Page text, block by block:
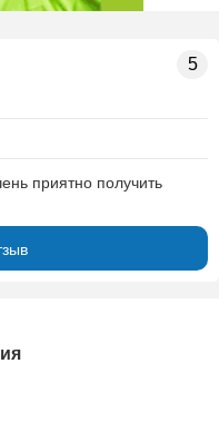
5
приятно получить